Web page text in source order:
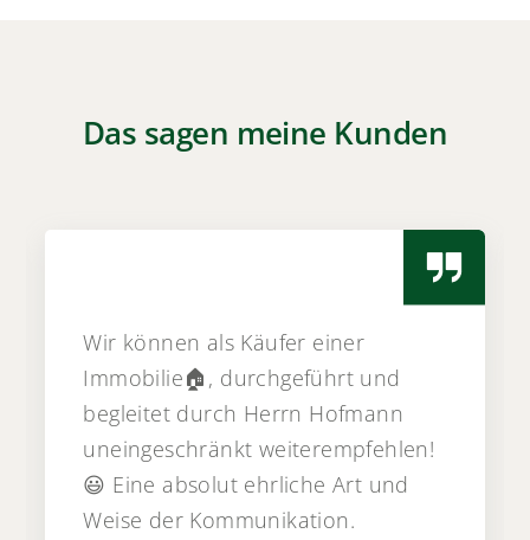
Das sagen meine Kunden
Wir können als Käufer einer
Immobilie🏠, durchgeführt und
begleitet durch Herrn Hofmann
uneingeschränkt weiterempfehlen!
😃 Eine absolut ehrliche Art und
Weise der Kommunikation.